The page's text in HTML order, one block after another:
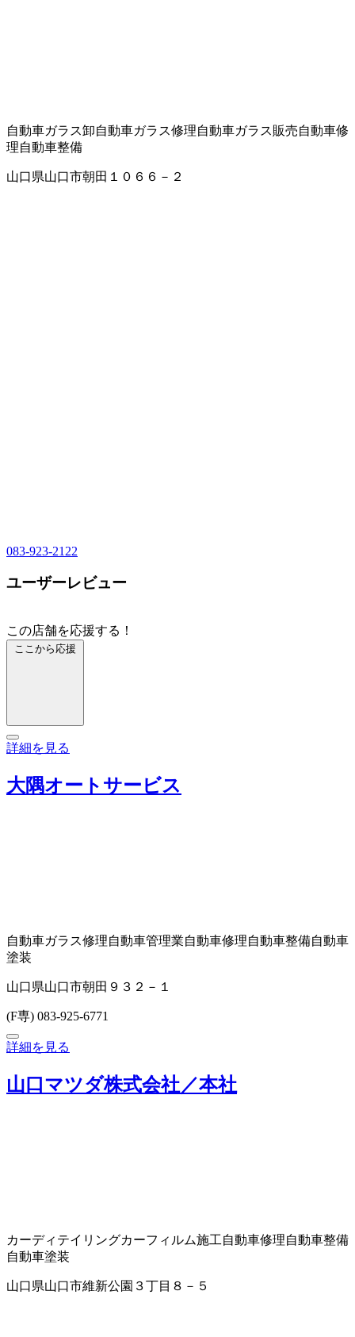
自動車ガラス卸自動車ガラス修理自動車ガラス販売自動車修
理自動車整備
山口県山口市朝田１０６６－２
083-923-2122
ユーザーレビュー
この店舗を応援する！
ここから応援
詳細を見る
大隅オートサービス
自動車ガラス修理自動車管理業自動車修理自動車整備自動車
塗装
山口県山口市朝田９３２－１
(F専) 083-925-6771
詳細を見る
山口マツダ株式会社／本社
カーディテイリングカーフィルム施工自動車修理自動車整備
自動車塗装
山口県山口市維新公園３丁目８－５